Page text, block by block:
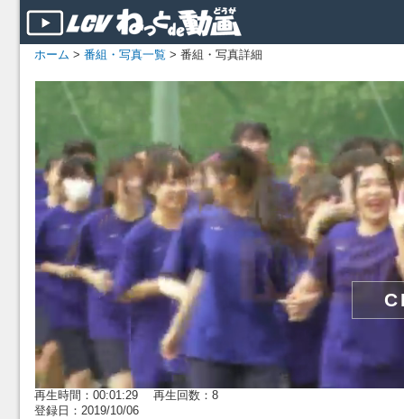
ホーム > 番組・写真一覧 > 番組・写真詳細
再生時間：00:01:29 再生回数：8
登録日：2019/10/06